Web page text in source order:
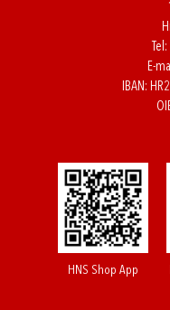
Tel:
E-
IBAN:
HNS Shop App